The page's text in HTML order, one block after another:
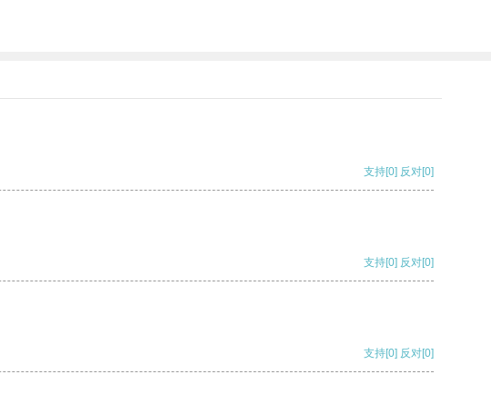
支持[0] 反对[0]
支持[0] 反对[0]
支持[0] 反对[0]